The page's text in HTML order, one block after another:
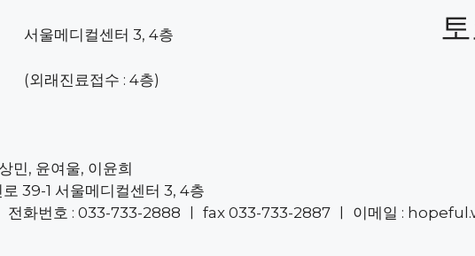
서울메디컬센터 3, 4층
(외래진료접수 : 4층)
민, 윤여울, 이윤희
39-1 서울메디컬센터 3, 4층
전화번호 : 033-733-2888 ㅣ fax 033-733-2887 ㅣ 이메일 :